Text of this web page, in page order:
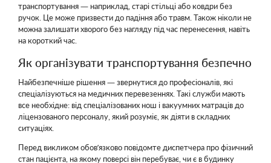
транспортування — наприклад, старі стільці або ковдри без
ручок. Це може призвести до падіння або травм. Також ніколи не
можна залишати хворого без нагляду під час перенесення, навіть
на короткий час.
Як організувати транспортування безпечно
Найбезпечніше рішення — звернутися до професіоналів, які
спеціалізуються на медичних перевезеннях. Такі служби мають
все необхідне: від спеціалізованих нош і вакуумних матраців до
ліцензованого персоналу, який розуміє, як діяти в складних
ситуаціях.
Перед викликом обов’язково повідомте диспетчера про фізичний
стан пацієнта, на якому поверсі він перебуває, чи є в будинку